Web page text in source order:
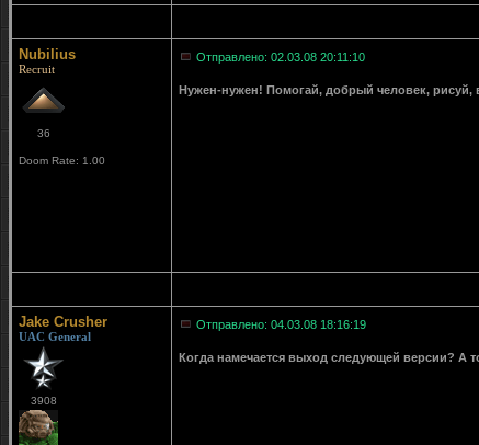
Nubilius
Recruit
36
Doom Rate: 1.00
Отправлено: 02.03.08 20:11:10
Нужен-нужен! Помогай, добрый человек,
Jake Crusher
UAC General
3908
Отправлено: 04.03.08 18:16:19
Когда намечается выход следующей версии? А